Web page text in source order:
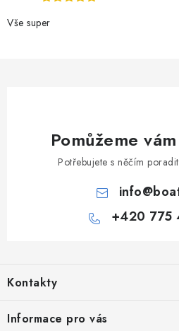
p
Vše super
Pomůžeme
Potřebujete s něčím
info@
+420 775
p
a
Kontakty
+420 775 473 808
Informace pro vás